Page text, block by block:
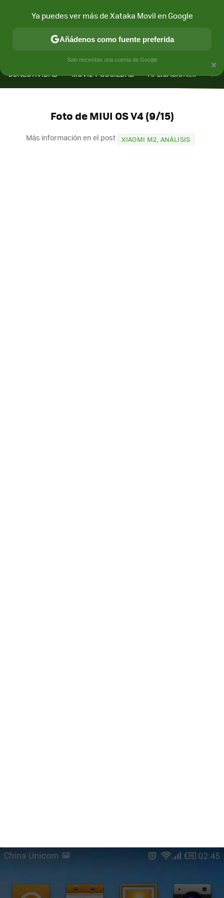
CONECTIVIDAD MÓVIL Y SOCIEDAD APLICACIONES
Foto de MIUI OS V4 (9/15)
Más información en el post XIAOMI M2, ANÁLISIS
×
Ya puedes ver más de Xataka Movil en Google
Añádenos como fuente preferida
Solo necesitas una cuenta de Google